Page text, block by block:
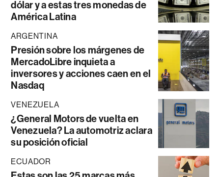
dólar y a estas tres monedas de
América Latina
ARGENTINA
Presión sobre los márgenes de
MercadoLibre inquieta a
inversores y acciones caen en el
Nasdaq
VENEZUELA
¿General Motors de vuelta en
Venezuela? La automotriz aclara
su posición oficial
ECUADOR